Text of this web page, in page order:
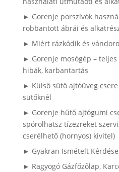
► Gorenje porszívók
robbantott ábrái és
► Miért rázkódik és
► Gorenje mosógép –
hibák, karbantartás
► Külső sütő ajtóüveg
sütőknél
► Gorenje hűtő ajtógumi
spórolhatsz tízezreket
cserélhető (hornyos) kivitel)
► Gyakran Ismételt
► Ragyogó Gázfőzőlap,